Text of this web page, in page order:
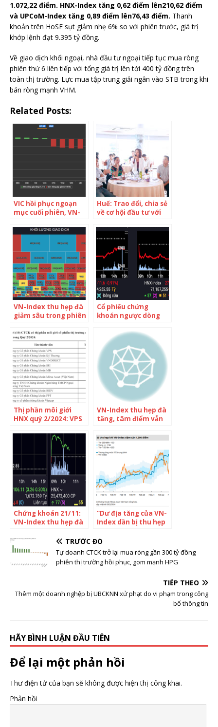
1.072,22 điểm. HNX-Index tăng 0,62 điểm lên210,62 điểm
và UPCoM-Index tăng 0,89điểm lên76,43 điểm. Thanh
khoản trên HoSE sụt giảm nhẹ 6% so với phiên trước, giá trị
khớp lệnh đạt 9.395 tỷ đồng.
Về giao dịch khối ngoại, nhà đầu tư ngoại tiếp tục mua ròng
phiên thứ 6 liên tiếp với tổng giá trị lên tới 400 tỷ đồng trên
toàn thị trường. Lực mua tập trung giải ngân vào STB trong khi
bán ròng mạnh VHM.
Related Posts:
VIC hồi phục ngoạn
mục cuối phiên, VN-
giảm xuống còn hơn
Huế: Trao đổi, chia sẻ
về cơ hội đầu tư với
phương
VN-Index thu hẹp đà
giảm sâu trong phiên
NĐT nước ngoài tiếp
tục mua ròng hơn
300 tỷ đồng
Cổ phiếu chứng
khoán ngược dòng
Index thu hẹp đà
giảm, thanh khoản
trên HoSE được cải
thiện
Thị phần môi giới
HNX quý 2/2024: VPS
lọt top 10
VN-Index thu hẹp đà
tăng, tâm điểm vẫn
sản
Chứng khoán 21/11:
VN-Index thu hẹp đà
bứt phá
“Dư địa tăng của VN-
Index dần bị thu hẹp
ngưỡng 1.300 điểm”
TRƯỚC ĐÓ
Tự doanh CTCK trở lại mua ròng gần 300 tỷ đồng
phiên thị trường hồi phục, gom mạnh HPG
TIẾP THEO
Thêm một doanh nghệp bị UBCKNN xử phạt do vi phạm trong công
bố thông tin
HÃY BÌNH LUẬN ĐẦU TIÊN
Để lại một phản hồi
Thư điện tử của bạn sẽ không được hiện thị công khai.
Phản hồi